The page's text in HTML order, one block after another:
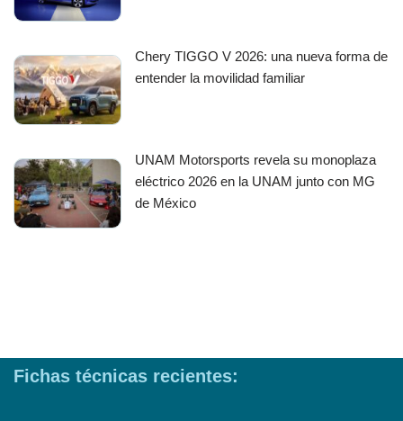
Chery TIGGO V 2026: una nueva forma de
entender la movilidad familiar
UNAM Motorsports revela su monoplaza
eléctrico 2026 en la UNAM junto con MG
de México
Fichas técnicas recientes: